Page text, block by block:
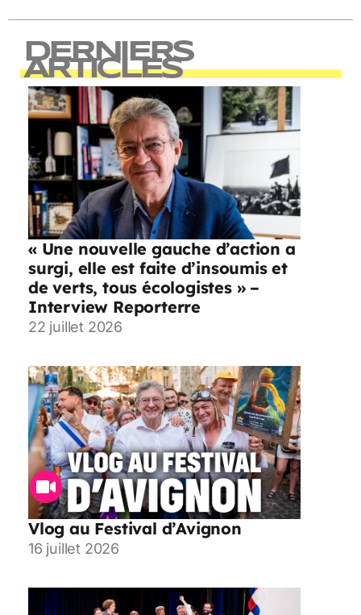
DERNIERS
ARTICLES
« Une nouvelle gauche d’action a
surgi, elle est faite d’insoumis et
de verts, tous écologistes » –
Interview Reporterre
22 juillet 2026
Vlog au Festival d’Avignon
16 juillet 2026